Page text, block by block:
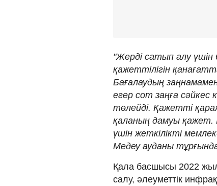
"Жерді сатып алу
қажеттілігін
Бағалаудың
егер сот заңға сәйкес
төлейді. Қажетті
қаланың дамуы қажет.
үшін жеткілікті
Медеу ауданы
Қала басшысы 2022
салу, әлеуметтік